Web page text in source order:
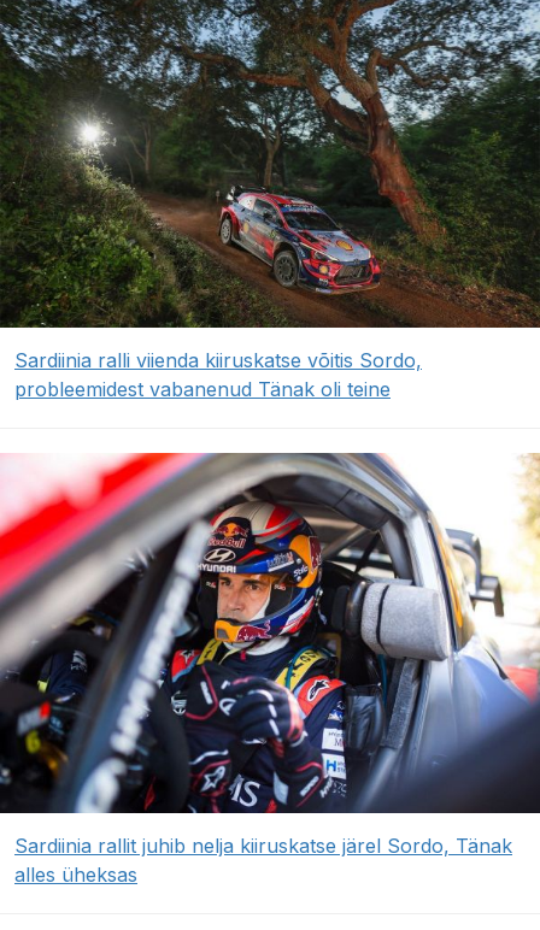
Sardiinia ralli viienda kiiruskatse võitis Sordo,
probleemidest vabanenud Tänak oli teine
Sardiinia rallit juhib nelja kiiruskatse järel Sordo, Tänak
alles üheksas